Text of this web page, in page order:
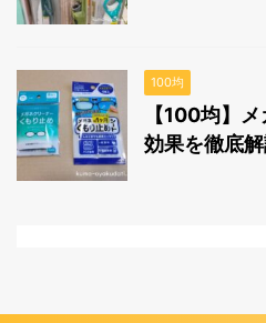
100均
【100均】
効果を徹底